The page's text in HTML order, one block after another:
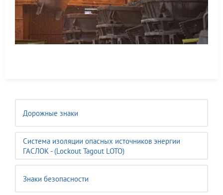
Дорожные знаки
Система изоляции опасных источников энергии
ГАСЛОК - (Lockout Tagout LOTO)
Знаки безопасности